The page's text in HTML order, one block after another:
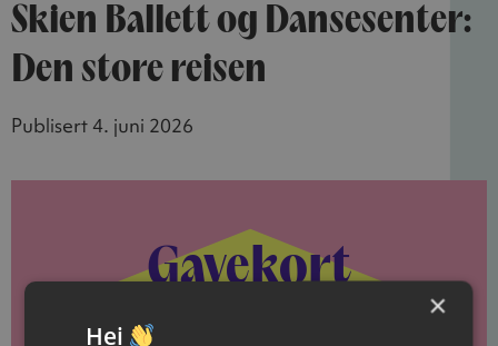
Skien Ballett og Dansesenter:
Den store reisen
Publisert 4. juni 2026
Gavekort
×
Hei